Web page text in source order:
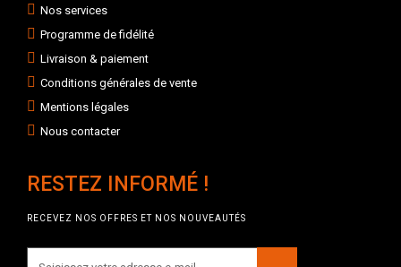
Nos services
Programme de fidélité
Livraison & paiement
Conditions générales de vente
Mentions légales
Nous contacter
RESTEZ INFORMÉ !
RECEVEZ NOS OFFRES ET NOS NOUVEAUTÉS